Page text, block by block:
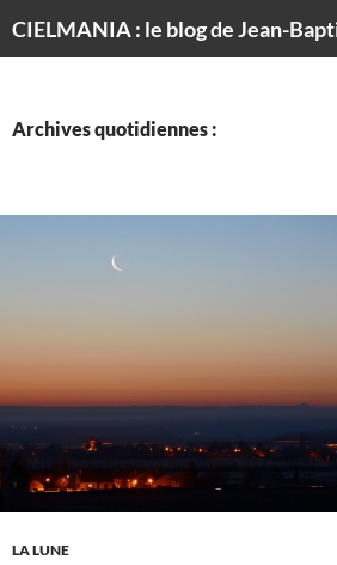
Archives quotidiennes :
LA LUNE